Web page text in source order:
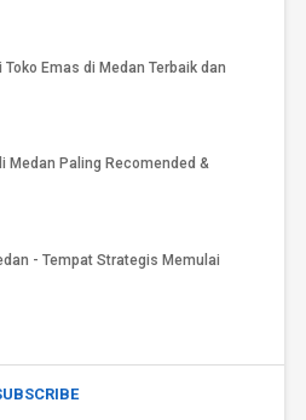
Emas di Medan Terbaik dan
Medan Paling Recomended &
- Tempat Strategis Memulai